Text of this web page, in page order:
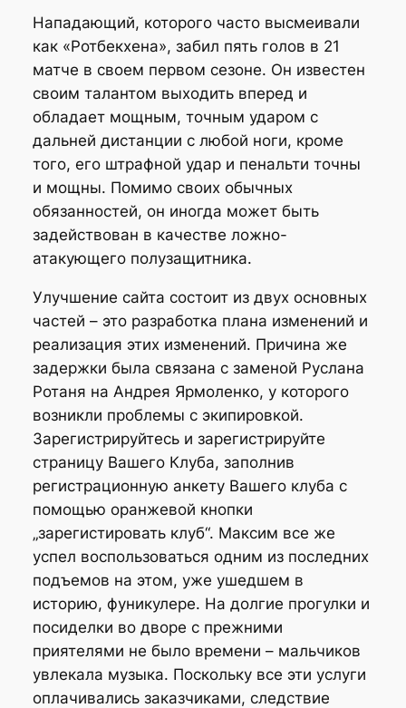
Нападающий, которого часто высмеивали
как «Ротбекхена», забил пять голов в 21
матче в своем первом сезоне. Он известен
своим талантом выходить вперед и
обладает мощным, точным ударом с
дальней дистанции с любой ноги, кроме
того, его штрафной удар и пенальти точны
и мощны. Помимо своих обычных
обязанностей, он иногда может быть
задействован в качестве ложно-
атакующего полузащитника.
Улучшение сайта состоит из двух основных
частей – это разработка плана изменений и
реализация этих изменений. Причина же
задержки была связана с заменой Руслана
Ротаня на Андрея Ярмоленко, у которого
возникли проблемы с экипировкой.
Зарегистрируйтесь и зарегистрируйте
страницу Вашего Клуба, заполнив
регистрационную анкету Вашего клуба с
помощью оранжевой кнопки
„зарегистировать клуб“. Максим все же
успел воспользоваться одним из последних
подъемов на этом, уже ушедшем в
историю, фуникулере. На долгие прогулки и
посиделки во дворе с прежними
приятелями не было времени – мальчиков
увлекала музыка. Поскольку все эти услуги
оплачивались заказчиками, следствие